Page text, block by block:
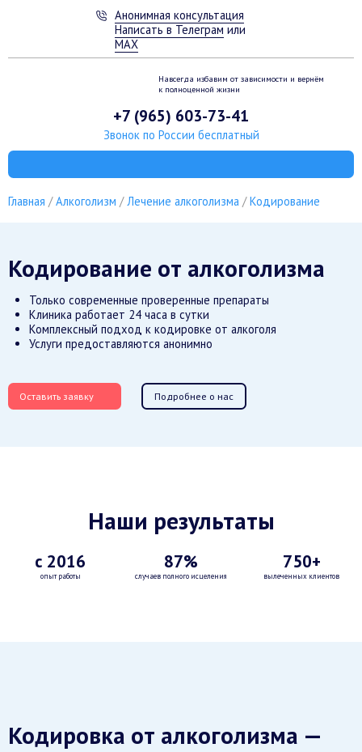
Анонимная консультация
Написать в Телеграм или
MAX
Навсегда избавим от зависимости и вернём
к полноценной жизни
+7 (965) 603-73-41
Звонок по России бесплатный
Главная Алкоголизм Лечение алкоголизма Кодирование
Кодирование от алкоголизма
Только современные проверенные препараты
Клиника работает 24 часа в сутки
Комплексный подход к кодировке от алкоголя
Услуги предоставляются анонимно
Оставить заявку Подробнее о нас
Наши результаты
с 2016
опыт работы
87%
случаев полного исцеления
750+
вылеченных клиентов
Кодировка от алкоголизма —